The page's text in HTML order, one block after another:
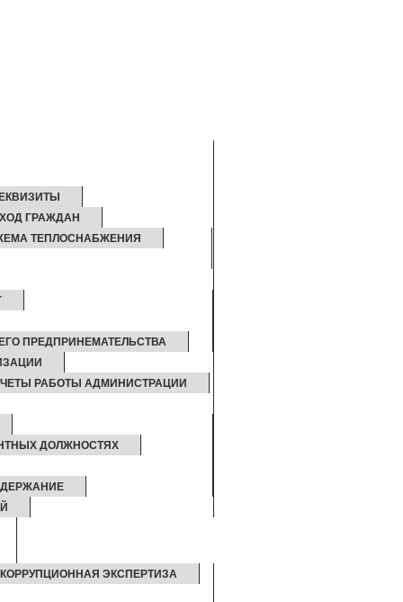
ГРАЖДАН
ТЕПЛОСНАБЖЕНИЯ
ПРЕДПРИНЕМАТЕЛЬСТВА
РАБОТЫ АДМИНИСТРАЦИИ
ДОЛЖНОСТЯХ
ЭКСПЕРТИЗА